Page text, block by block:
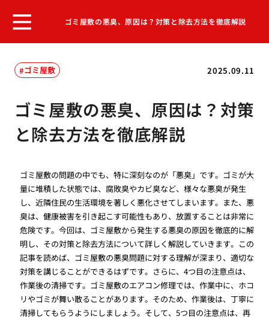
ゴミ屋敷の悪臭、原因は？対策と除去方法を徹底解説
2025.09.11
ゴミ屋敷
ゴミ屋敷の悪臭、原因は？対策
と除去方法を徹底解説
ゴミ屋敷の問題の中でも、特に深刻なのが「悪臭」です。ゴミが大
量に堆積した状態では、腐敗臭やカビ臭など、様々な悪臭が発生
し、近隣住民の生活環境を著しく悪化させてしまいます。また、悪
臭は、健康被害を引き起こす可能性もあり、放置することは非常に
危険です。今回は、ゴミ屋敷から発生する悪臭の原因を徹底的に解
明し、その対策と除去方法について詳しく解説していきます。この
記事を読めば、ゴミ屋敷の悪臭問題に対する理解が深まり、適切な
対策を講じることができるはずです。さらに、4つ目の注意点は、
作業後の清掃です。ゴミ屋敷のエアコン修理では、作業中に、ホコ
リやゴミが舞い散ることがあります。そのため、作業後は、丁寧に
清掃してもらうようにしましょう。そして、5つ目の注意点は、再